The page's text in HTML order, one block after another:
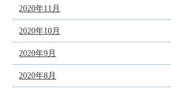
2020年11月
2020年10月
2020年9月
2020年8月